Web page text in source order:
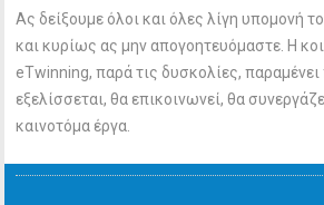
Ας δείξουμε όλοι και όλες λίγη υπομονή
και κυρίως ας μην απογοητευόμαστε. Η
eTwinning, παρά τις δυσκολίες,
εξελίσσεται, θα επικοινωνεί, θα
καινοτόμα έργα.